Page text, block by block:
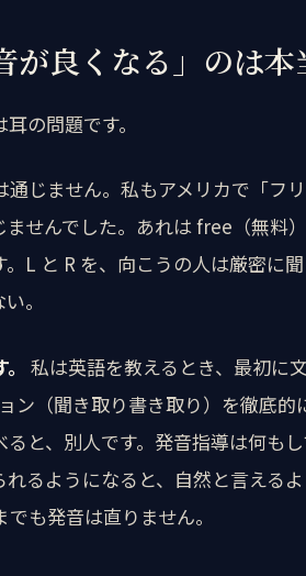
が良くなる」のは本
の問題です。
じません。私もアメリカで「フ
せんでした。あれは free（無料
L と R を、向こうの人は厳密に
。
私は英語を教えるとき、最初に
ン（聞き取り書き取り）を徹底的
と、別人です。発音指導は何も
るようになると、自然と言える
も発音は直りません。